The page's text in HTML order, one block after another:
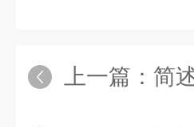
上一篇： 简